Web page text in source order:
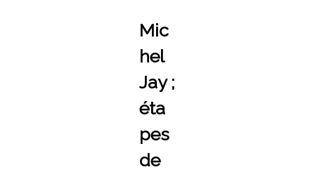
Mic
hel
Jay ;
éta
pes
de